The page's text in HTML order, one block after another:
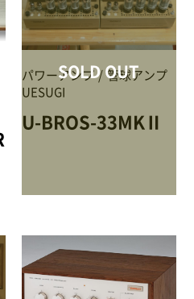
記
パワーアンプ
管球アンプ
UESUGI
U-BROS-33MKⅡ
SOLD OUT